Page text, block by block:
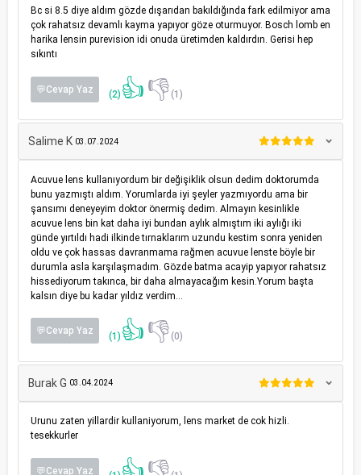
Bc si 8.5 diye aldım gözde dışarıdan bakıldığında fark edilmiyor ama
çok rahatsız devamlı kayma yapıyor göze oturmuyor. Bosch lomb en
harika lensin purevision idi onuda üretimden kaldırdın. Gerisi hep
sıkıntı
💬Cevap Yaz (2) 👍👎(1)
Salime K 03.07.2024
Acuvue lens kullanıyordum bir değişiklik olsun dedim doktorumda
bunu yazmıştı aldım. Yorumlarda iyi şeyler yazmıyordu ama bir
şansımı deneyeyim doktor önermiş dedim. Almayın kesinlikle
acuvue lens bin kat daha iyi bundan aylık almıştım iki aylığı iki
günde yırtıldı hadi ilkinde tırnaklarım uzundu kestim sonra yeniden
oldu ve çok hassas davranmama rağmen acuvue lenste böyle bir
durumla asla karşılaşmadım. Gözde batma acayip yapıyor rahatsız
hissediyorum takınca, bir daha almayacağım kesin.Yorum başta
kalsın diye bu kadar yıldız verdim…
💬Cevap Yaz (1) 👍👎(0)
Burak G 03.04.2024
Urunu zaten yillardir kullaniyorum, lens market de cok hizli.
tesekkurler
💬Cevap Yaz